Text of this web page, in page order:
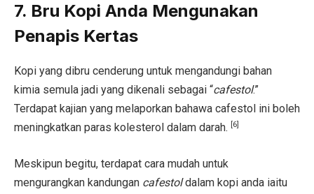
7. Bru Kopi Anda Mengunakan
Penapis Kertas
Kopi yang dibru cenderung untuk mengandungi bahan
kimia semula jadi yang dikenali sebagai “cafestol.”
Terdapat kajian yang melaporkan bahawa cafestol ini boleh
meningkatkan paras kolesterol dalam darah.
[6]
Meskipun begitu, terdapat cara mudah untuk
mengurangkan kandungan cafestoldalam kopi anda iaitu